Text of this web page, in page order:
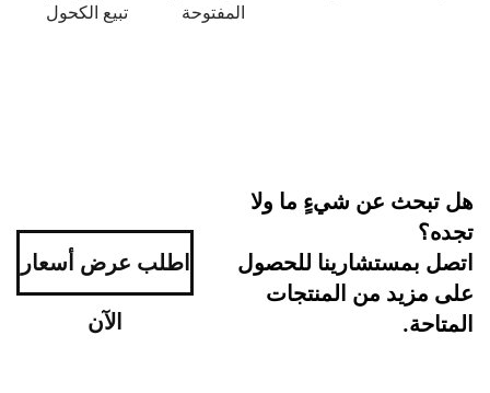
تبيع الكحول
عن شيءٍ ما ولا
للحصول
من المنتجات
اطلب عرض أسعار